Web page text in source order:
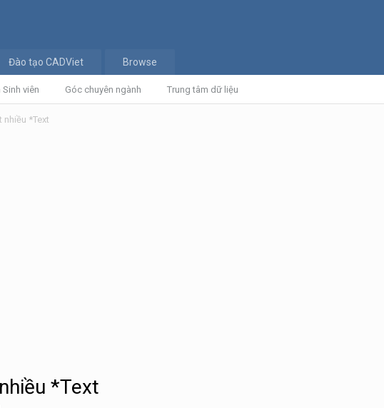
viên Góc chuyên ngành Trung tâm dữ liệu
Đào tạo CADViet Browse
nhiều *Text
*Text